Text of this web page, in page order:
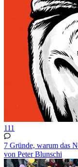
111
7 Gründe, warum das
von Peter Blunschi